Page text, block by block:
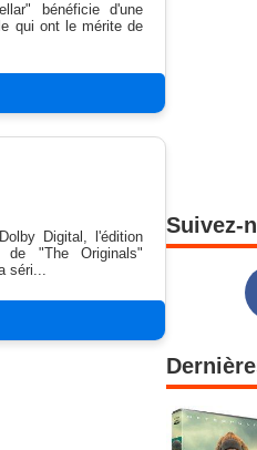
bénéficie d'une
qui ont le mérite de
Digital, l'édition
de "The Originals"
séri...
Suivez-